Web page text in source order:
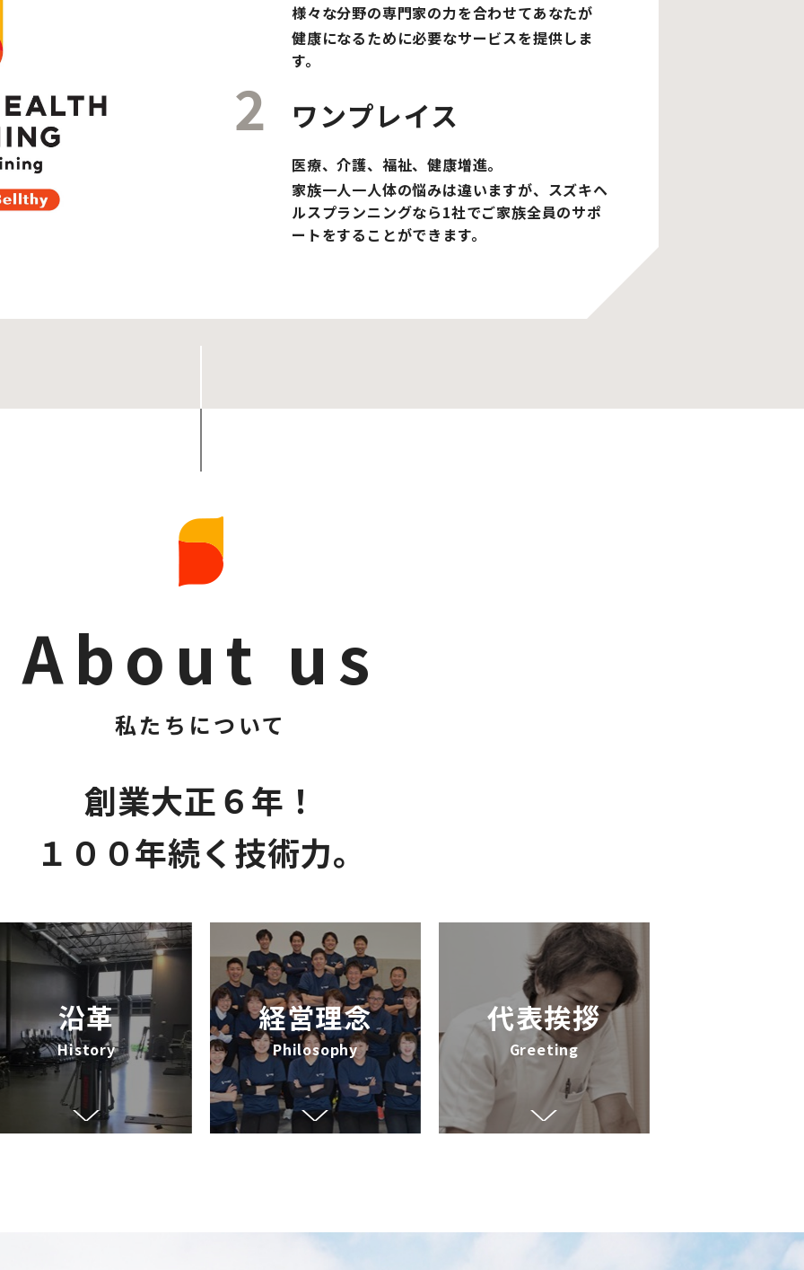
様々な分野の専門家の力を合わせてあなたが
健康になるために必要なサービスを提供しま
す。
ワンプレイス
医療、介護、福祉、健康増進。
家族一人一人体の悩みは違いますが、スズキヘ
ルスプランニングなら1社でご家族全員のサポ
ートをすることができます。
About us
私たちについて
創業大正６年！
１００年続く技術力。
沿革
History
経営理念
Philosophy
代表挨拶
Greeting